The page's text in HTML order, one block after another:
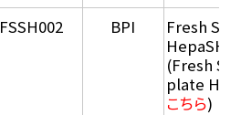
FSSH002 BPI
Fresh
HepaSH®
(Fresh
plate
こちら)